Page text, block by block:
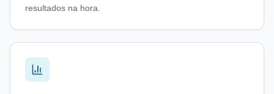
resultados na hora.